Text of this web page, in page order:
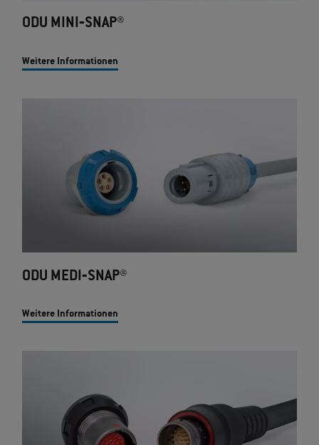
ODU MINI‐SNAP®
Weitere Informationen
ODU MEDI‐SNAP®
Weitere Informationen